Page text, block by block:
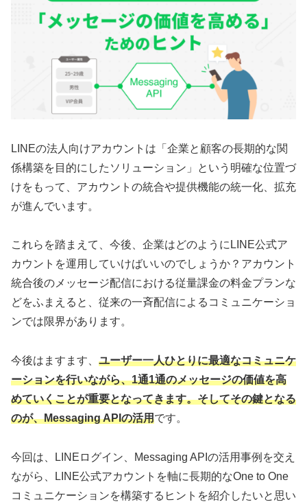
LINEの法人向けアカウントは「企業と顧客の長期的な関
係構築を目的にしたソリューション」という明確な位置づ
けをもって、アカウントの統合や提供機能の統一化、拡充
が進んでいます。
これらを踏まえて、今後、企業はどのようにLINE公式ア
カウントを運用していけばいいのでしょうか？アカウント
統合後のメッセージ配信における従量課金の料金プランな
どをふまえると、従来の一斉配信によるコミュニケーショ
ンでは限界があります。
今後はますます、 ユーザー一人ひとりに最適なコミュニケ
ーションを行いながら、1通1通のメッセージの価値を高
めていくことが重要となってきます。そしてその鍵となる
のが、Messaging APIの活用です。
今回は、LINEログイン、Messaging APIの活用事例を交え
ながら、LINE公式アカウントを軸に長期的なOne to One
コミュニケーションを構築するヒントを紹介したいと思い